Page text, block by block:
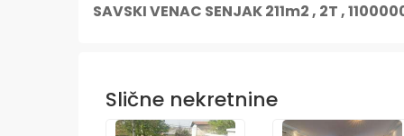
SAVSKI VENAC SENJAK 211m2 , 2T ,
Slične nekretnine